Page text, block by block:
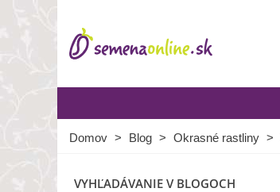
Domov > Blog > Okrasné rastliny >
VYHĽADÁVANIE V BLOGOCH